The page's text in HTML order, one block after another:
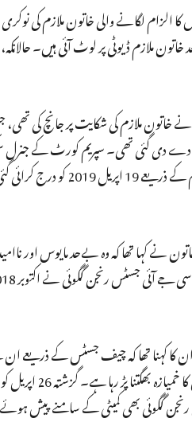
لگانے والی خاتون ملازم کی
ڈیوٹی پر لوٹ آئی ہیں۔
خاتون ملازم کی شکایت پر جانچ کی
دے دی گئی تھی۔ سپریم کورٹ کے
مئی 2019 کو جاری نوٹس میں کہا گیا تھا، ‘ انٹرنل جانچ
کہا تھا کہ وہ بےحد مایوس اور
کا کہنا تھا کہ چیف جسٹس کے ذریعے
اعتراض رویے ‘ کی مخالفت
رنجن گگوئی بھی کمیٹی کے سامنے پیش